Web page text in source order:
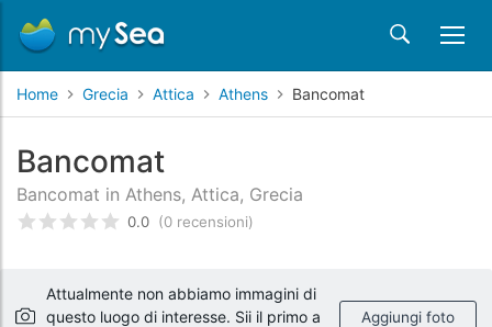
Home Grecia Attica Athens Bancomat
Bancomat
Bancomat in Athens, Attica, Grecia
Valutato0/5 basata surecensioni dei clienti
0.0 (0 recensioni)
Attualmente non abbiamo immagini di
questo luogo di interesse. Sii il primo a
Aggiungi foto